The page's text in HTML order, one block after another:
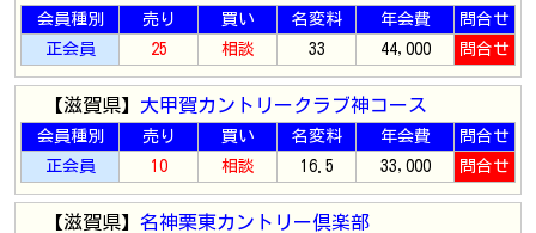
会員種別 売り 買い 名変料 年会費
問合せ
正会員
25 相談 33 44,000 問合せ
【滋賀県】 大甲賀カントリークラブ神コース
会員種別 売り 買い 名変料 年会費
問合せ
正会員
10 相談 16.5 33,000 問合せ
【滋賀県】 名神栗東カントリー倶楽部